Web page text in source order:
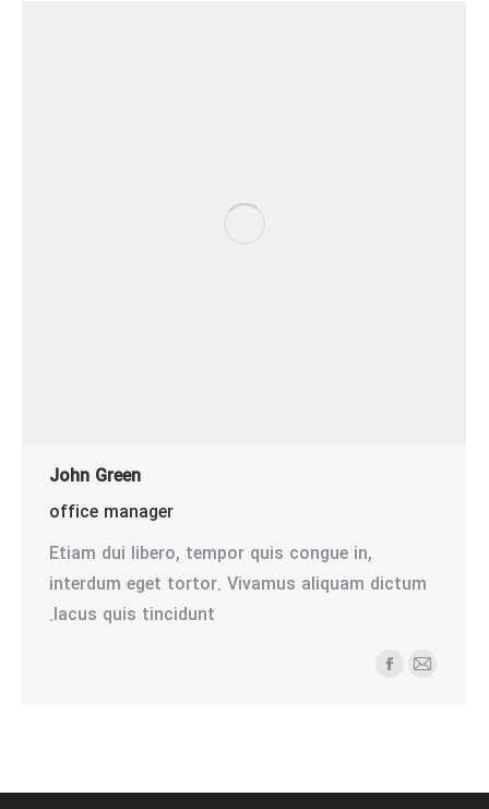
John Green
office manager
Etiam dui libero, tempor quis congue in,
interdum eget tortor. Vivamus aliquam dictum
lacus quis tincidunt.
ایمیلفیسبوک